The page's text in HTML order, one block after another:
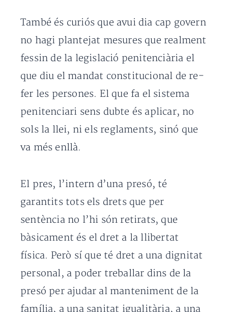
També és curiós que avui dia cap govern
no hagi plantejat mesures que realment
fessin de la legislació penitenciària el
que diu el mandat constitucional de re-
fer les persones. El que fa el sistema
penitenciari sens dubte és aplicar, no
sols la llei, ni els reglaments, sinó que
va més enllà.
El pres, l’intern d’una presó, té
garantits tots els drets que per
sentència no l’hi són retirats, que
bàsicament és el dret a la llibertat
física. Però sí que té dret a una dignitat
personal, a poder treballar dins de la
presó per ajudar al manteniment de la
família, a una sanitat igualitària, a una